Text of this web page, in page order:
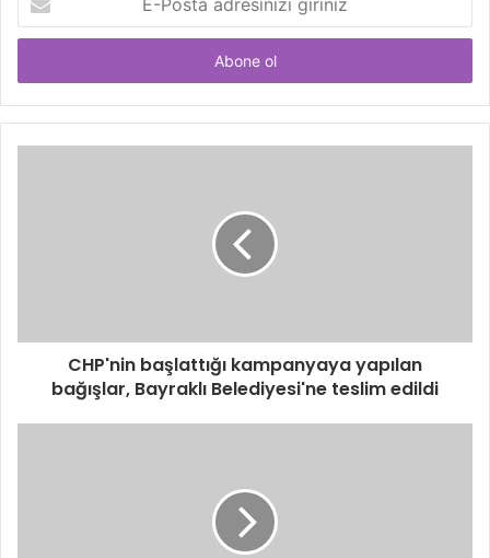
Posta
adresinizi
CHP'nin başlattığı kampanyaya yapılan
bağışlar, Bayraklı Belediyesi'ne teslim edildi